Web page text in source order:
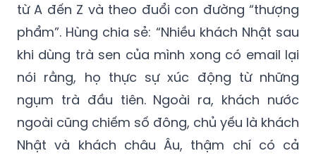
từ A đến Z và theo đuổi con đường “thượng
phẩm”. Hùng chia sẻ: “Nhiều khách Nhật sau
khi dùng trà sen của mình xong có email lại
nói rằng, họ thực sự xúc động từ những
ngụm trà đầu tiên. Ngoài ra, khách nước
ngoài cũng chiếm số đông, chủ yếu là khách
Nhật và khách châu Âu, thậm chí có cả